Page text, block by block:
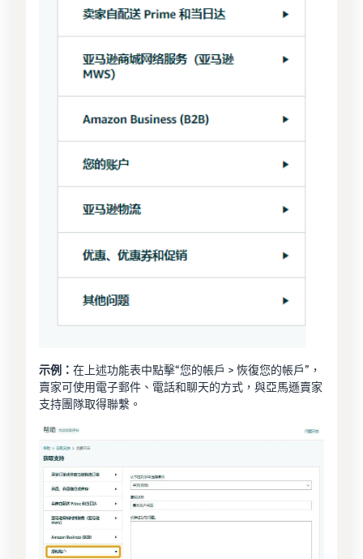
示例： 在上述功能表中點擊“您的帳戶 > 恢復您的帳戶”，
賣家可使用電子郵件、電話和聊天的方式，與亞馬遜賣家
支持團隊取得聯繫。